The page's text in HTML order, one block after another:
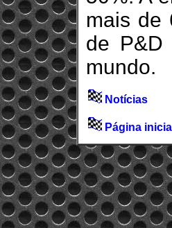
mais de
de P&D
mundo.
Notícias
Página inicial